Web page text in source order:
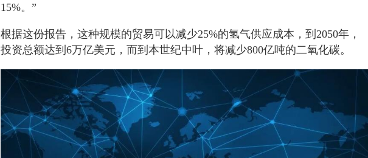
15%。”
根据这份报告，这种规模的贸易可以减少25%的氢气供应成本，到2050年，
投资总额达到6万亿美元，而到本世纪中叶，将减少800亿吨的二氧化碳。